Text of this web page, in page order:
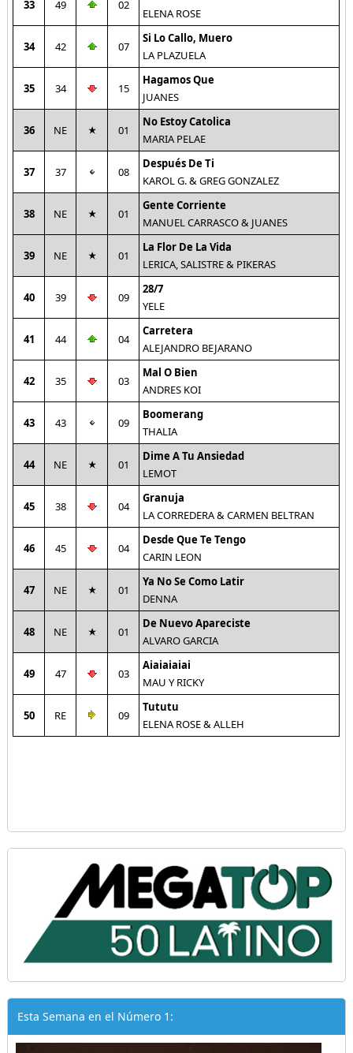
33 49 02
ELENA ROSE
34 42 07
Si Lo Callo, Muero
LA PLAZUELA
35 34 15
Hagamos Que
JUANES
36 NE 01
No Estoy Catolica
MARIA PELAE
37 37 08
Después De Ti
KAROL G. & GREG GONZALEZ
38 NE 01
Gente Corriente
MANUEL CARRASCO & JUANES
39 NE 01
La Flor De La Vida
LERICA, SALISTRE & PIKERAS
40 39 09
28/7
YELE
41 44 04
Carretera
ALEJANDRO BEJARANO
42 35 03
Mal O Bien
ANDRES KOI
43 43 09
Boomerang
THALIA
44 NE 01
Dime A Tu Ansiedad
LEMOT
45 38 04
Granuja
LA CORREDERA & CARMEN BELTRAN
46 45 04
Desde Que Te Tengo
CARIN LEON
47 NE 01
Ya No Se Como Latir
DENNA
48 NE 01
De Nuevo Apareciste
ALVARO GARCIA
49 47 03
Aiaiaiaiai
MAU Y RICKY
50 RE 09
Tututu
ELENA ROSE & ALLEH
Esta Semana en el Número 1: